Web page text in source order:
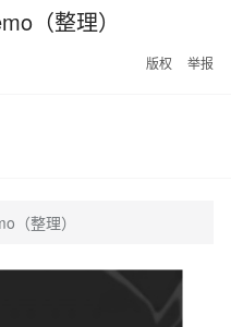
（整理）
版权 举报
（整理）